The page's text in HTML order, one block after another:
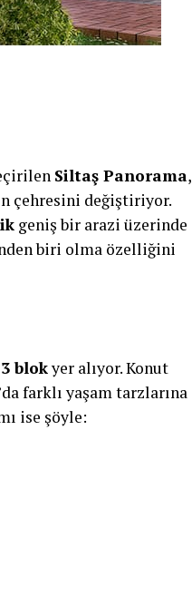
Siltaş Panorama,
çehresini değiştiriyor.
geniş bir arazi üzerinde
biri olma özelliğini
blokyer alıyor. Konut
farklı yaşam tarzlarına
ise şöyle: